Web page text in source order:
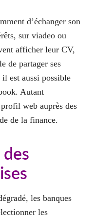
d’échanger son
sur viadeo ou
afficher leur CV,
de partager ses
il est aussi possible
Autant
web auprès des
de la finance.
les banques
les